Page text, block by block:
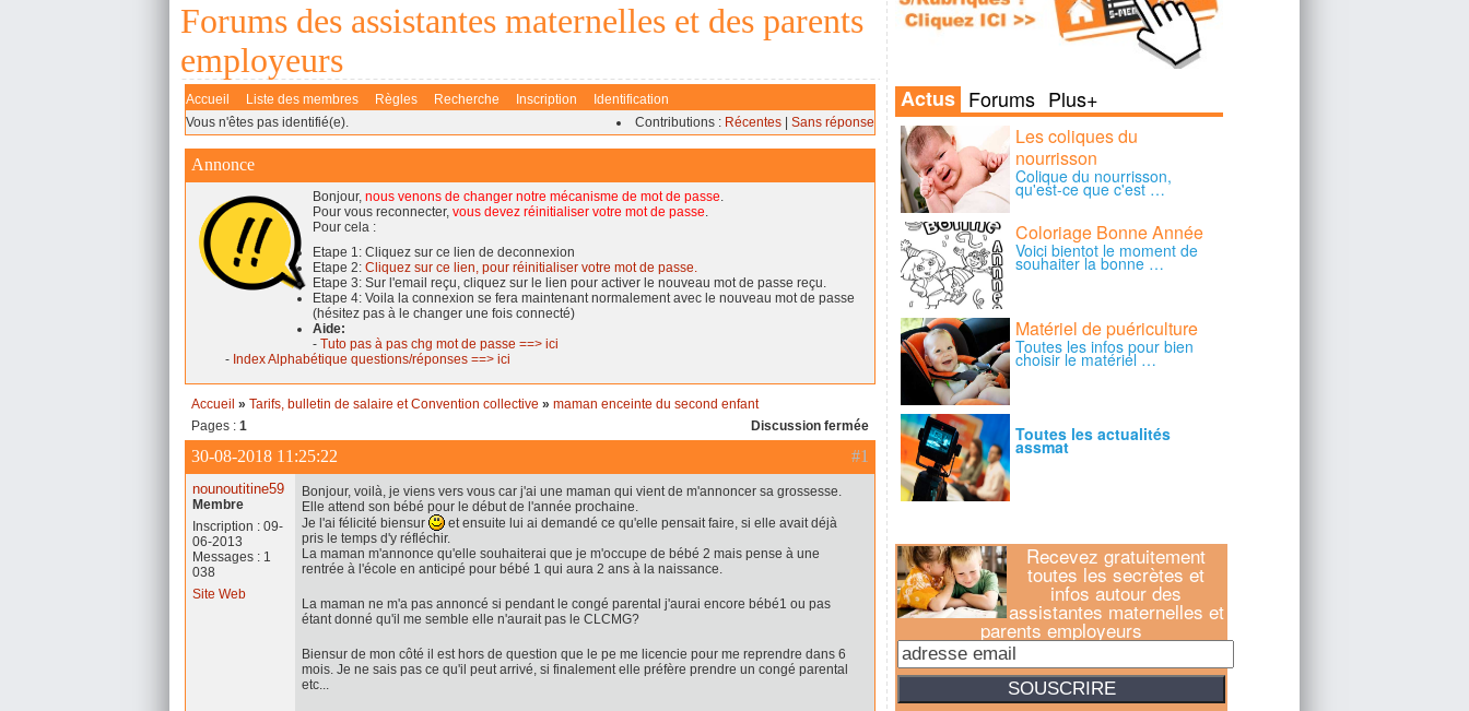
Forums des assistantes maternelles et des parents
employeurs
Accueil Liste des membres Règles Recherche Inscription
Identification
Vous n'êtes pas identifié(e).
Contributions : Récentes Sans réponse
Annonce
Bonjour, nous venons de changer notre mécanisme de mot de passe.
Pour vous reconnecter, vous devez réinitialiser votre mot de passe.
Pour cela :
Etape 1: Cliquez sur ce lien de deconnexion
Etape 2: Cliquez sur ce lien, pour réinitialiser votre mot de passe.
Etape 3: Sur l'email reçu, cliquez sur le lien pour activer le nouveau mot de passe reçu.
Etape 4: Voila la connexion se fera maintenant normalement avec le nouveau mot de passe
(hésitez pas à le changer une fois connecté)
Aide:
- Tuto pas à pas chg mot de passe ==> ici
- Index Alphabétique questions/réponses ==> ici
Accueil » Tarifs, bulletin de salaire et Convention collective » maman enceinte du second enfant
Pages : 1 Discussion fermée
#1
30-08-2018 11:25:22
nounoutitine59
Membre
Inscription : 09-
06-2013
Messages : 1
038
Site Web
Bonjour, voilà, je viens vers vous car j'ai une maman qui vient de m'annoncer sa grossesse.
Elle attend son bébé pour le début de l'année prochaine.
Je l'ai félicité biensur
et ensuite lui ai demandé ce qu'elle pensait faire, si elle avait déjà
pris le temps d'y réfléchir.
La maman m'annonce qu'elle souhaiterai que je m'occupe de bébé 2 mais pense à une
rentrée à l'école en anticipé pour bébé 1 qui aura 2 ans à la naissance.
La maman ne m'a pas annoncé si pendant le congé parental j'aurai encore bébé1 ou pas
étant donné qu'il me semble elle n'aurait pas le CLCMG?
Biensur de mon côté il est hors de question que le pe me licencie pour me reprendre dans 6
mois. Je ne sais pas ce qu'il peut arrivé, si finalement elle préfère prendre un congé parental
etc...
Recevez gratuitement
toutes les secrètes et
infos autour des
assistantes maternelles et
parents employeurs